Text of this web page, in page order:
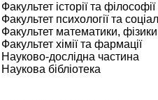
Факультет історії та філософії
Факультет психології та
Факультет математики,
Факультет хімії та фармації
Науково-дослідна частина
Наукова бібліотека